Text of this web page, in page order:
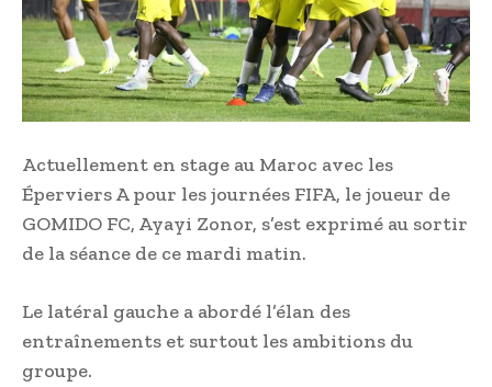
Actuellement en stage au Maroc avec les
Éperviers A pour les journées FIFA, le joueur de
GOMIDO FC, Ayayi Zonor, s’est exprimé au sortir
de la séance de ce mardi matin.
Le latéral gauche a abordé l’élan des
entraînements et surtout les ambitions du
groupe.